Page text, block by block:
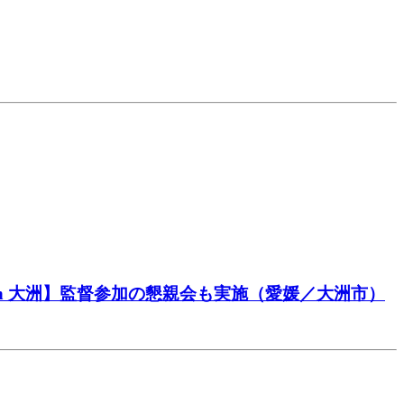
洲】監督参加の懇親会も実施（愛媛／大洲市）